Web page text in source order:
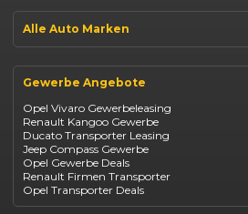
Suzuki Vitara
Suzuki Swift
Mazda CX-30
Alle Auto Marken
Opel
Fiat
Jeep
Suzuki
BYD
Kia
Mazda
Citroën
Abarth
Fiat Professional
Gewerbe Angebote
Opel Vivaro Gewerbeleasing
Renault Kangoo Gewerbe
Ducato Transporter Leasing
Jeep Compass Gewerbe
Opel Gewerbe Deals
Renault Firmen Transporter
Opel Transporter Deals